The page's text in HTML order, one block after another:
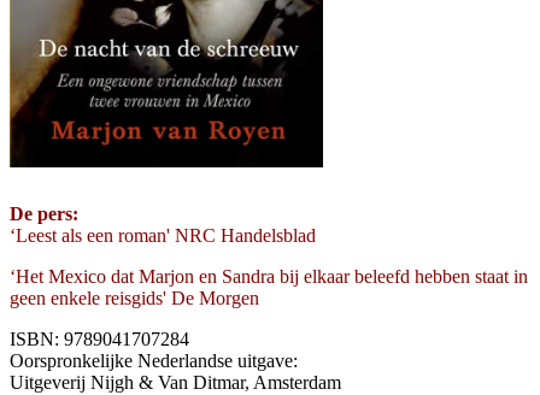
De pers:
‘Leest als een roman' NRC Handelsblad
‘Het Mexico dat Marjon en Sandra bij elkaar beleefd hebben staat in
geen enkele reisgids' De Morgen
ISBN: 9789041707284
Oorspronkelijke Nederlandse uitgave:
Uitgeverij Nijgh & Van Ditmar, Amsterdam